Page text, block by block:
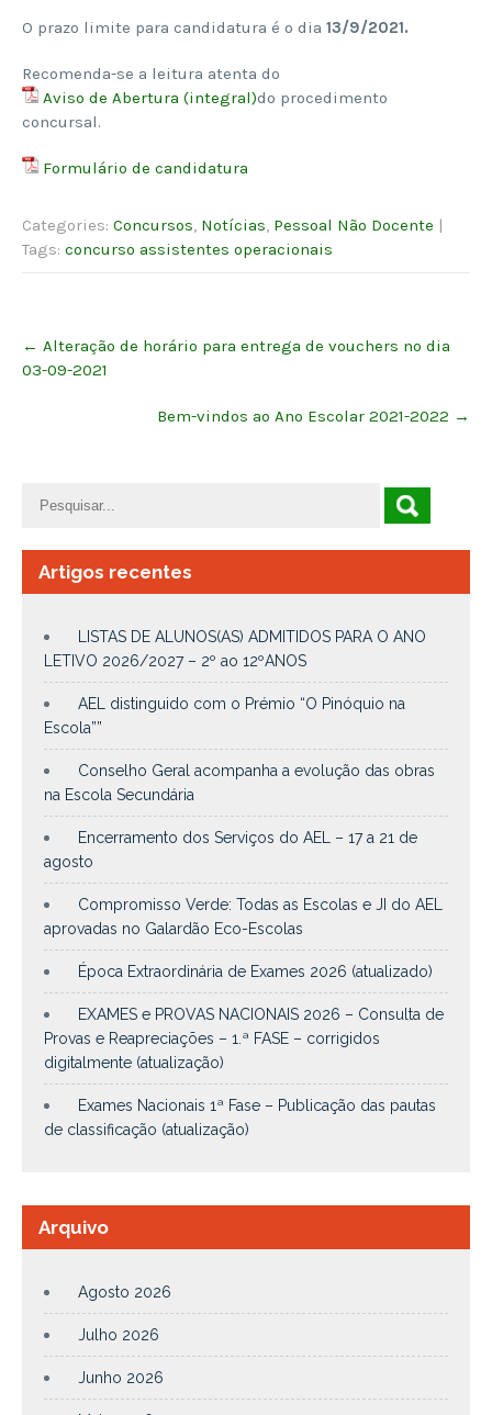
O prazo limite para candidatura é o dia 13/9/2021.
Recomenda-se a leitura atenta do
Aviso de Abertura (integral)do procedimento
concursal.
Formulário de candidatura
Categories: Concursos, Notícias, Pessoal Não Docente |
Tags: concurso assistentes operacionais
navigation
← Alteração de horário para entrega de vouchers no dia
03-09-2021
Bem-vindos ao Ano Escolar 2021-2022 →
Artigos recentes
LISTAS DE ALUNOS(AS) ADMITIDOS PARA O ANO
LETIVO 2026/2027 – 2º ao 12ºANOS
AEL distinguido com o Prémio “O Pinóquio na
Escola””
Conselho Geral acompanha a evolução das obras
na Escola Secundária
Encerramento dos Serviços do AEL – 17 a 21 de
agosto
Compromisso Verde: Todas as Escolas e JI do AEL
aprovadas no Galardão Eco-Escolas
Época Extraordinária de Exames 2026 (atualizado)
EXAMES e PROVAS NACIONAIS 2026 – Consulta de
Provas e Reapreciações – 1.ª FASE – corrigidos
digitalmente (atualização)
Exames Nacionais 1ª Fase – Publicação das pautas
de classificação (atualização)
Arquivo
Agosto 2026
Julho 2026
Junho 2026